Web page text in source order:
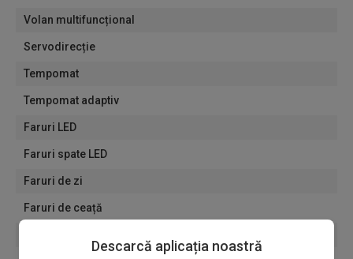
Volan multifuncțional
Servodirecție
Tempomat
Tempomat adaptiv
Faruri LED
Faruri spate LED
Faruri de zi
Faruri de ceață
Descarcă aplicația noastră